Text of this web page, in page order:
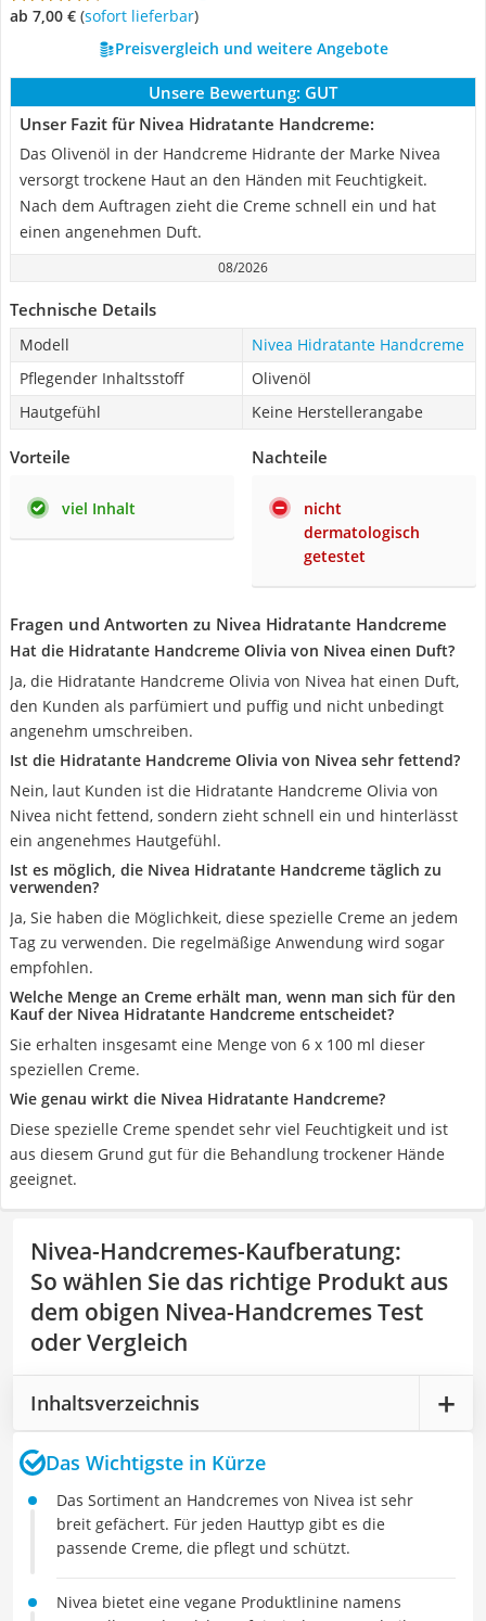
ab 7,00 € ( Sofort lieferbar)
Preisvergleich und weitere Angebote
Unsere Bewertung: GUT
Unser Fazit für Nivea Hidratante Handcreme:
Das Olivenöl in der Handcreme Hidrante der Marke Nivea
versorgt trockene Haut an den Händen mit Feuchtigkeit.
Nach dem Auftragen zieht die Creme schnell ein und hat
einen angenehmen Duft.
08/2026
Technische Details
Modell
Nivea Hidratante Handcreme
Pflegender Inhaltsstoff
Olivenöl
Hautgefühl
Keine Herstellerangabe
Vorteile
viel Inhalt
Nachteile
nicht
dermatologisch
getestet
Fragen und Antworten zu Nivea Hidratante Handcreme
Hat die Hidratante Handcreme Olivia von Nivea einen Duft?
Ja, die Hidratante Handcreme Olivia von Nivea hat einen Duft,
den Kunden als parfümiert und puffig und nicht unbedingt
angenehm umschreiben.
Ist die Hidratante Handcreme Olivia von Nivea sehr fettend?
Nein, laut Kunden ist die Hidratante Handcreme Olivia von
Nivea nicht fettend, sondern zieht schnell ein und hinterlässt
ein angenehmes Hautgefühl.
Ist es möglich, die Nivea Hidratante Handcreme täglich zu
verwenden?
Ja, Sie haben die Möglichkeit, diese spezielle Creme an jedem
Tag zu verwenden. Die regelmäßige Anwendung wird sogar
empfohlen.
Welche Menge an Creme erhält man, wenn man sich für den
Kauf der Nivea Hidratante Handcreme entscheidet?
Sie erhalten insgesamt eine Menge von 6 x 100 ml dieser
speziellen Creme.
Wie genau wirkt die Nivea Hidratante Handcreme?
Diese spezielle Creme spendet sehr viel Feuchtigkeit und ist
aus diesem Grund gut für die Behandlung trockener Hände
geeignet.
Nivea-Handcremes-Kaufberatung:
So wählen Sie das richtige Produkt aus
dem obigen Nivea-Handcremes Test
oder Vergleich
Inhaltsverzeichnis
Das Wichtigste in Kürze
Das Sortiment an Handcremes von Nivea ist sehr
breit gefächert. Für jeden Hauttyp gibt es die
passende Creme, die pflegt und schützt.
Nivea bietet eine vegane Produktlinine namens